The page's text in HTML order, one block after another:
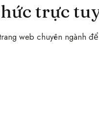
trực
web chuyên ngành